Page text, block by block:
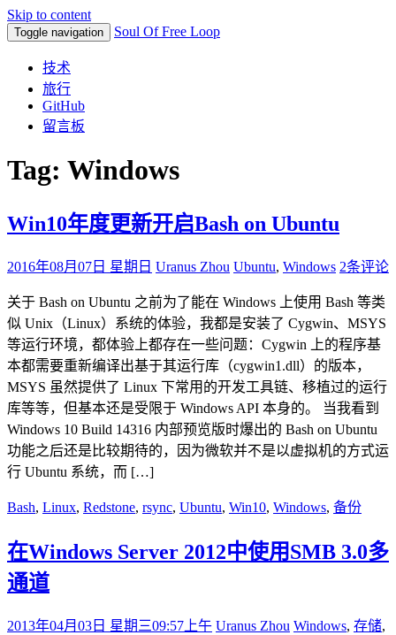
Skip to content
Toggle navigation Soul Of Free Loop
技术
旅行
GitHub
留言板
Tag: Windows
Win10年度更新开启Bash on Ubuntu
2016年08月07日 星期日 Uranus Zhou Ubuntu, Windows 2条评论
关于 Bash on Ubuntu 之前为了能在 Windows 上使用 Bash 等类
似 Unix（Linux）系统的体验，我都是安装了 Cygwin、MSYS
等运行环境，都体验上都存在一些问题：Cygwin 上的程序基
本都需要重新编译出基于其运行库（cygwin1.dll）的版本，
MSYS 虽然提供了 Linux 下常用的开发工具链、移植过的运行
库等等，但基本还是受限于 Windows API 本身的。 当我看到
Windows 10 Build 14316 内部预览版时爆出的 Bash on Ubuntu
功能之后还是比较期待的，因为微软并不是以虚拟机的方式运
行 Ubuntu 系统，而 […]
Bash, Linux, Redstone, rsync, Ubuntu, Win10, Windows, 备份
在Windows Server 2012中使用SMB 3.0多
通道
2013年04月03日 星期三09:57上午 Uranus Zhou Windows, 存储,